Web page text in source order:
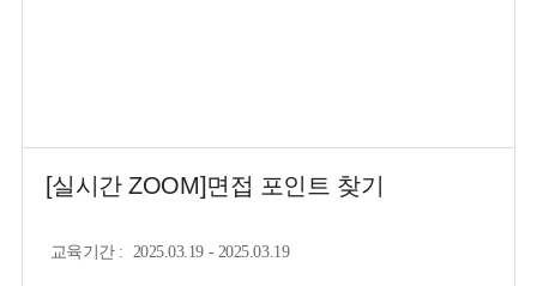
[실시간 ZOOM]면접 포인트 찾기
교육기간: 2025.03.19 - 2025.03.19